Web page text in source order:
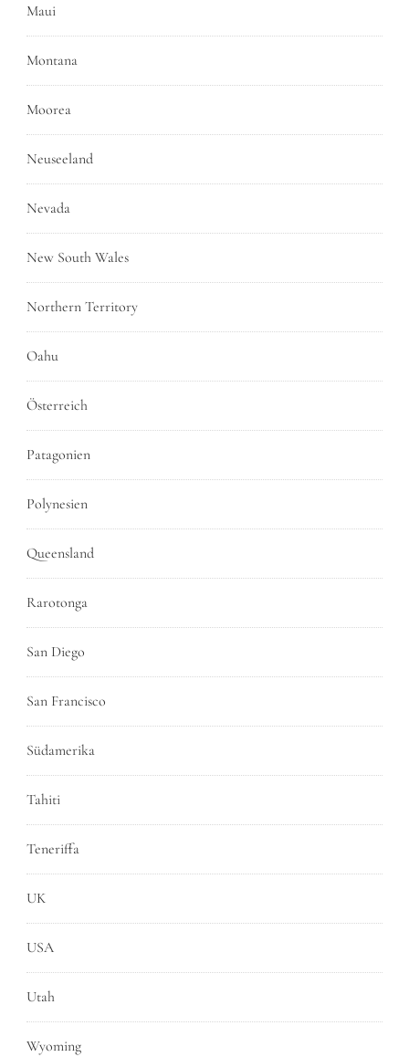
Maui
Montana
Moorea
Neuseeland
Nevada
New South Wales
Northern Territory
Oahu
Österreich
Patagonien
Polynesien
Queensland
Rarotonga
San Diego
San Francisco
Südamerika
Tahiti
Teneriffa
UK
USA
Utah
Wyoming